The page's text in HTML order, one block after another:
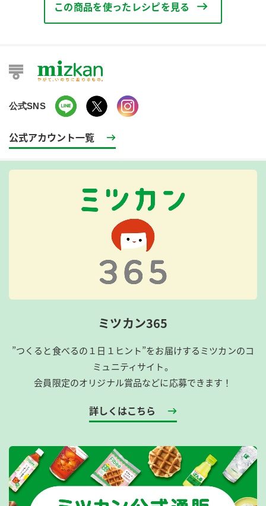
この商品を使ったレシピを見る
公式SNS
公式アカウント一覧
ミツカン365
”つくると食べるの１日１ヒント”をお届けするミツカンのコ
ミュニティサイト。
会員限定のオリジナル賞品などに応募できます！
詳しくはこちら